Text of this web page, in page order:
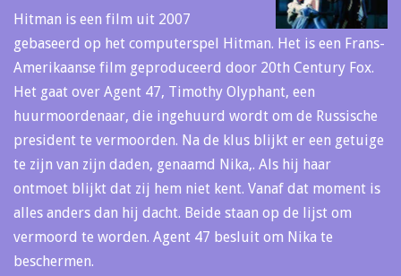
Hitman is een film uit 2007
gebaseerd op het computerspel Hitman. Het is een Frans-
Amerikaanse film geproduceerd door 20th Century Fox.
Het gaat over Agent 47, Timothy Olyphant, een
huurmoordenaar, die ingehuurd wordt om de Russische
president te vermoorden. Na de klus blijkt er een getuige
te zijn van zijn daden, genaamd Nika,. Als hij haar
ontmoet blijkt dat zij hem niet kent. Vanaf dat moment is
alles anders dan hij dacht. Beide staan op de lijst om
vermoord te worden. Agent 47 besluit om Nika te
beschermen.